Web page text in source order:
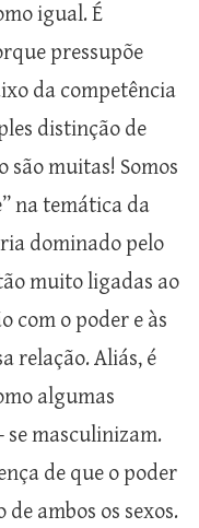
igual. É
pressupõe
da competência
distinção de
são muitas! Somos
na temática da
dominado pelo
muito ligadas ao
com o poder e às
relação. Aliás, é
algumas
se masculinizam.
de que o poder
ambos os sexos.